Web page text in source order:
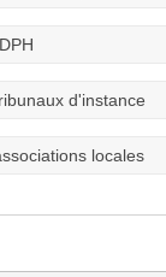
d'instance
locales